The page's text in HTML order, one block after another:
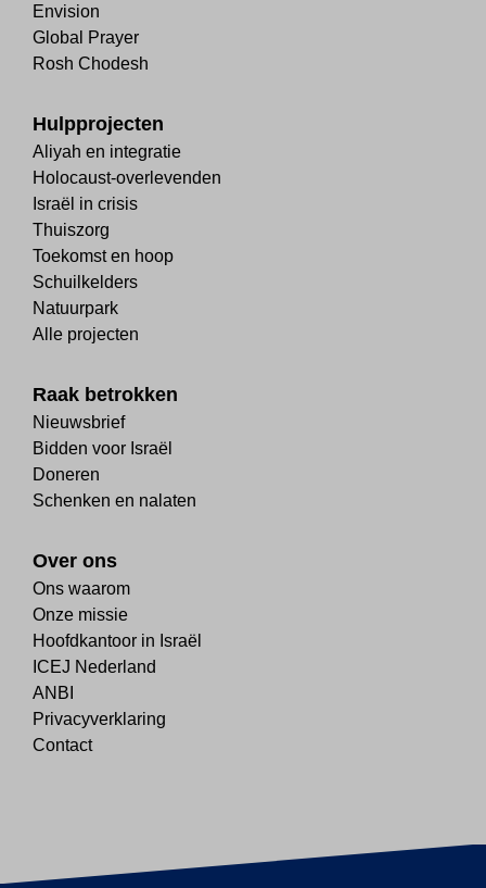
Envision
Global Prayer
Rosh Chodesh
Hulpprojecten
Aliyah en integratie
Holocaust-overlevenden
Israël in crisis
Thuiszorg
Toekomst en hoop
Schuilkelders
Natuurpark
Alle projecten
Raak betrokken
Nieuwsbrief
Bidden voor Israël
Doneren
Schenken en nalaten
Over ons
Ons waarom
Onze missie
Hoofdkantoor in Israël
ICEJ Nederland
ANBI
Privacyverklaring
Contact